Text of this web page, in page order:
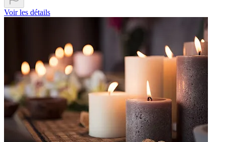
Voir les détails